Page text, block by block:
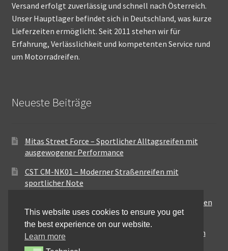
Versand erfolgt zuverlässig und schnell nach Österreich.
Unser Hauptlager befindet sich in Deutschland, was kurze
Lieferzeiten ermöglicht. Seit 2011 stehen wir für
Erfahrung, Verlässlichkeit und kompetenten Service rund
um Motorradreifen.
Neueste Beiträge
Mitas Street Force – Sportlicher Alltagsreifen mit
ausgewogener Performance
CST CM-NK01 – Moderner Straßenreifen mit
sportlicher Note
Maxxis MA-ST3 – Ausgewogener Sport-Touring-Reifen
für vielseitige Einsätze
Pirelli City Demon – Zuverlässigkeit für den urbanen
Alltag
This website uses cookies to ensure you get
the best experience on our website.
Learn more